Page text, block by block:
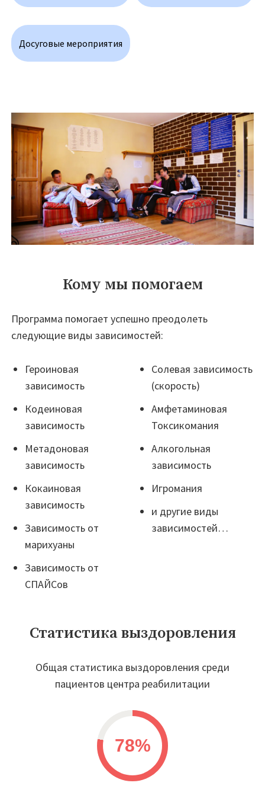
Досуговые мероприятия
Кому мы помогаем
Программа помогает успешно преодолеть
следующие виды зависимостей:
Героиновая
зависимость
Кодеиновая
зависимость
Метадоновая
зависимость
Кокаиновая
зависимость
Зависимость от
марихуаны
Зависимость от
СПАЙСов
Солевая зависимость
(скорость)
Амфетаминовая
Токсикомания
Алкогольная
зависимость
Игромания
и другие виды
зависимостей…
Статистика выздоровления
Общая статистика выздоровления среди
пациентов центра реабилитации
78%